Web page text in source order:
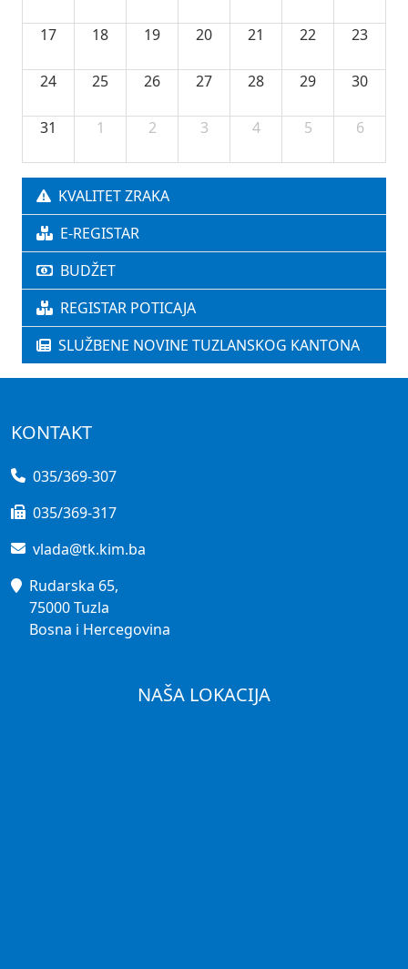
17 18 19 20 21 22 23
24 25 26 27 28 29 30
31 1 2 3 4 5 6
KVALITET ZRAKA
E-REGISTAR
BUDŽET
REGISTAR POTICAJA
SLUŽBENE NOVINE TUZLANSKOG KANTONA
KONTAKT
035/369-307
035/369-317
vlada@tk.kim.ba
Rudarska 65,
75000 Tuzla
Bosna i Hercegovina
NAŠA LOKACIJA